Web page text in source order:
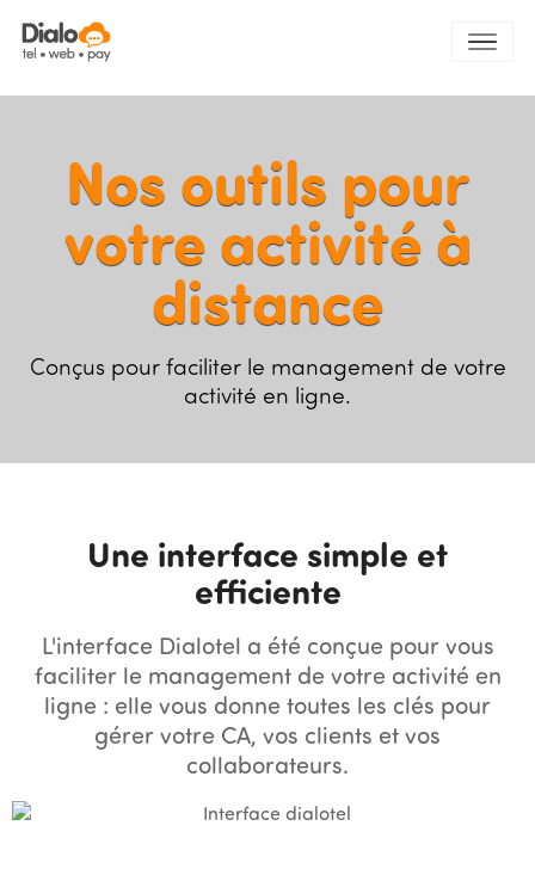
Nos outils pour
votre activité à
distance
Conçus pour faciliter le management de votre
activité en ligne.
Une interface simple et
efficiente
L'interface Dialotel a été conçue pour vous
faciliter le management de votre activité en
ligne : elle vous donne toutes les clés pour
gérer votre CA, vos clients et vos
collaborateurs.